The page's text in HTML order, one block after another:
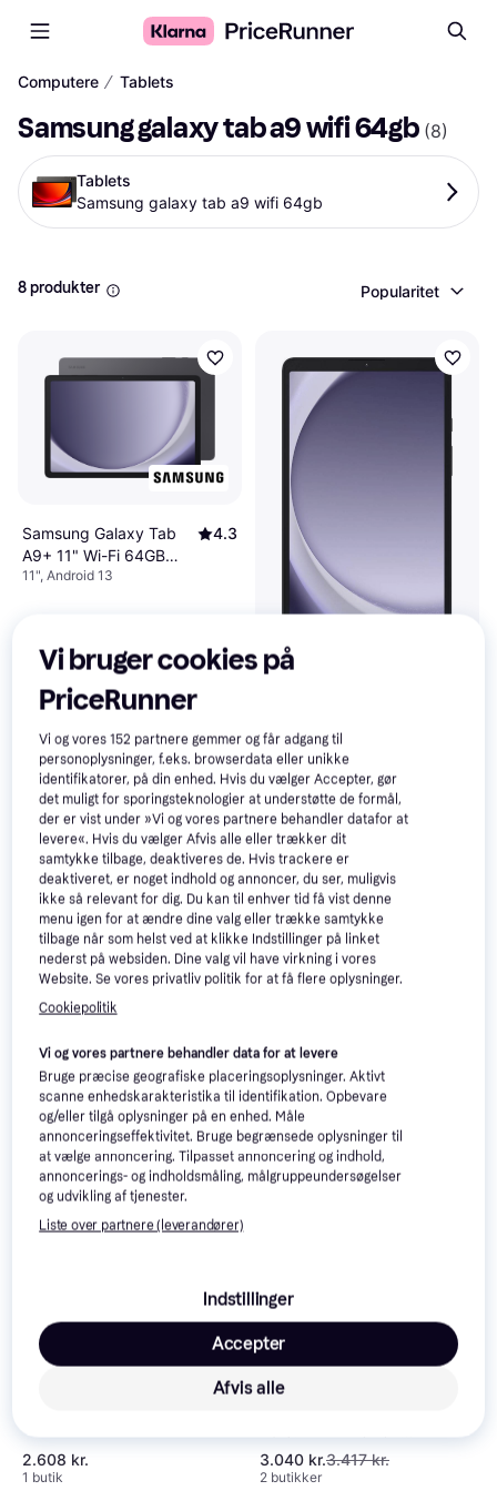
Computere ∕ Tablets
Samsung galaxy tab a9 wifi 64gb (8)
Tablets
Samsung galaxy tab a9 wifi 64gb
8 produkter Popularitet
Samsung Galaxy Tab
A9+ 11" Wi-Fi 64GB
Graphite
4.3
11", Android 13
1.499 kr.
3 butikker
Grey
999 kr.
6 butikker
Samsung Galaxy Tab
A9 8.7" Wi-Fi 64GB
Blue
4.3
3.040 kr.
2 butikker
Trender
Navy
1.999 kr.
1 butik
Samsung Galaxy Tab
4.3
2.608 kr.
1 butik
-377 kr.
Silver
3.040 kr.3.417 kr.
2 butikker
Vi bruger cookies på
PriceRunner
Vi og vores152 partnere gemmer og får adgang til
personoplysninger, f.eks. browserdata eller unikke
identifikatorer, på din enhed. Hvis du vælger Accepter, gør
det muligt for sporingsteknologier at understøtte de formål,
der er vist under »Vi og vores partnere behandler datafor at
levere«. Hvis du vælger Afvis alle eller trækker dit
samtykke tilbage, deaktiveres de. Hvis trackere er
deaktiveret, er noget indhold og annoncer, du ser, muligvis
ikke så relevant for dig. Du kan til enhver tid få vist denne
menu igen for at ændre dine valg eller trække samtykke
tilbage når som helst ved at klikke Indstillinger på linket
nederst på websiden. Dine valg vil have virkning i vores
Website. Se vores privatliv politik for at få flere oplysninger.
Cookiepolitik
Vi og vores partnere behandler data for at levere
Bruge præcise geografiske placeringsoplysninger. Aktivt
scanne enhedskarakteristika til identifikation. Opbevare
og/eller tilgå oplysninger på en enhed. Måle
annonceringseffektivitet. Bruge begrænsede oplysninger til
at vælge annoncering. Tilpasset annoncering og indhold,
annoncerings- og indholdsmåling, målgruppeundersøgelser
og udvikling af tjenester.
Liste over partnere (leverandører)
Indstillinger
Afvis alle
Accepter